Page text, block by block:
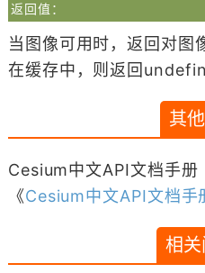
返回值：
当图像可用时，返回对图
在缓存中，则返回
其
Cesium中文API文档手册
《Cesium中文API文档手
相